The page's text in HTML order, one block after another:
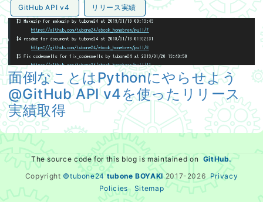
GitHub API v4 リリース実績
面倒なことはPythonにやらせよう@GitHub API v4を使
面倒なことはPythonにやらせよう
@GitHub API v4を使ったリリース
実績取得
The source code for this blog is maintained on GitHub.
Copyright ©tubone24 tubone BOYAKI 2017- 2026 Privacy
Policies
Sitemap